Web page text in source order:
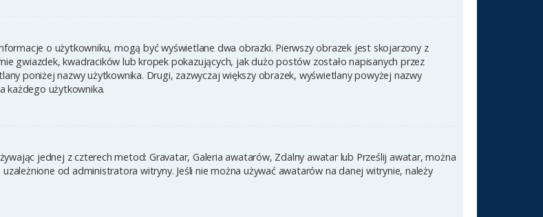
o użytkowniku, mogą być wyświetlane dwa obrazki. Pierwszy obrazek jest skojarzony z
gwiazdek, kwadracików lub kropek pokazujących, jak dużo postów zostało napisanych przez
poniżej nazwy użytkownika. Drugi, zazwyczaj większy obrazek, wyświetlany powyżej nazwy
każdego użytkownika.
jednej z czterech metod: Gravatar, Galeria awatarów, Zdalny awatar lub Prześlij awatar, można
od administratora witryny. Jeśli nie można używać awatarów na danej witrynie, należy